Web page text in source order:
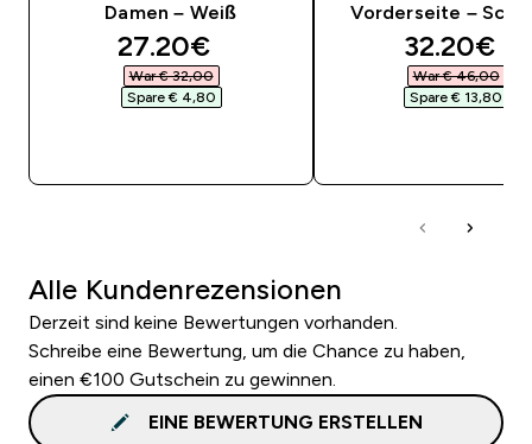
Damen – Weiß
discounted price
27.20€‎
War € 32,00‎
Spare € 4,80‎
Vorderseite –
32.20€‎
War € 46,00‎
Spare € 13,80‎
Alle Kundenrezensionen
Derzeit sind keine Bewertungen vorhanden.
Schreibe eine Bewertung, um die Chance zu haben,
einen €100 Gutschein zu gewinnen.
EINE BEWERTUNG ERSTELLEN